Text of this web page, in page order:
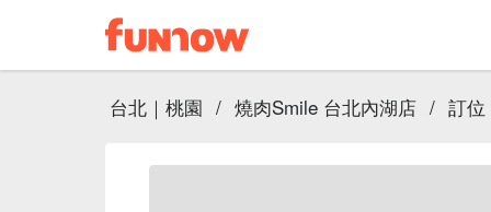
台北｜桃園 / 燒肉Smile 台北內湖店 / 訂位